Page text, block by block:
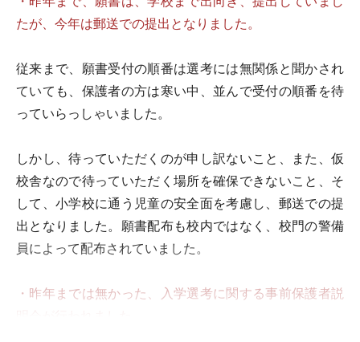
たが、今年は郵送での提出となりました。
従来まで、願書受付の順番は選考には無関係と聞かされ
ていても、保護者の方は寒い中、並んで受付の順番を待
っていらっしゃいました。
しかし、待っていただくのが申し訳ないこと、また、仮
校舎なので待っていただく場所を確保できないこと、そ
して、小学校に通う児童の安全面を考慮し、郵送での提
出となりました。願書配布も校内ではなく、校門の警備
員によって配布されていました。
・昨年までは無かった、入学選考に関する事前保護者説